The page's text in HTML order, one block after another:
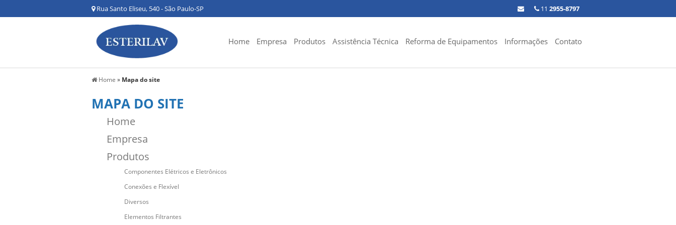
Rua Santo Eliseu, 540 - São Paulo-SP 11 2955-8797
Home Empresa Produtos Assistência Técnica Reforma de Equipamentos Informações Contato
Home » Mapa do site
MAPA DO SITE
Home
Empresa
Produtos
Componentes Elétricos e Eletrônicos
Conexões e Flexível
Diversos
Elementos Filtrantes